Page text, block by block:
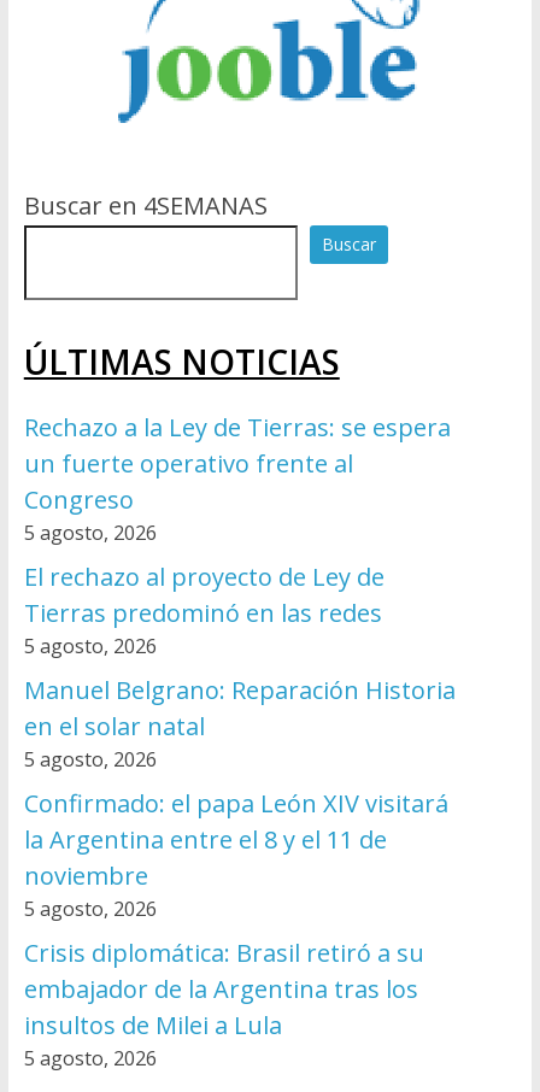
Buscar en 4SEMANAS
Buscar
ÚLTIMAS NOTICIAS
Rechazo a la Ley de Tierras: se espera
un fuerte operativo frente al
Congreso
5 agosto, 2026
El rechazo al proyecto de Ley de
Tierras predominó en las redes
5 agosto, 2026
Manuel Belgrano: Reparación Historia
en el solar natal
5 agosto, 2026
Confirmado: el papa León XIV visitará
la Argentina entre el 8 y el 11 de
noviembre
5 agosto, 2026
Crisis diplomática: Brasil retiró a su
embajador de la Argentina tras los
insultos de Milei a Lula
5 agosto, 2026